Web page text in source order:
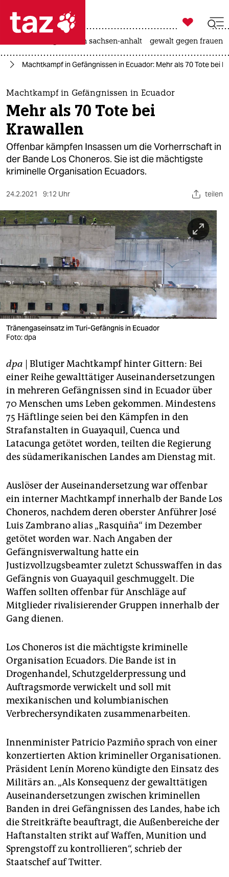
 taz zahl ich
taz zahl ich
themen
politik
öko
gesellschaft
sport
berlin
nord
wahrheit
verlag
verlag
veranstaltungen
shop
fragen & hilfe
unterstützen
abo
genossenschaft
epaper login

taz zahl ich
landtagswahl in sachsen-anhalt gewalt gegen frauen
Machtkampf in Gefängnissen in Ecuador: Mehr als 70 Tote bei
Machtkampf in Gefängnissen in Ecuador
Mehr als 70 Tote bei
Krawallen
Offenbar kämpfen Insassen um die Vorherrschaft in
der Bande Los Choneros. Sie ist die mächtigste
kriminelle Organisation Ecuadors.
24.2.2021 9:12 Uhr teilen
Tränengaseinsatz im Turi-Gefängnis in Ecuador
Foto: dpa
dpa | Blutiger Machtkampf hinter Gittern: Bei
einer Reihe gewalttätiger Auseinandersetzungen
in mehreren Gefängnissen sind in Ecuador über
70 Menschen ums Leben gekommen. Mindestens
75 Häftlinge seien bei den Kämpfen in den
Strafanstalten in Guayaquil, Cuenca und
Latacunga getötet worden, teilten die Regierung
des südamerikanischen Landes am Dienstag mit.
Auslöser der Auseinandersetzung war offenbar
ein interner Machtkampf innerhalb der Bande Los
Choneros, nachdem deren oberster Anführer José
Luis Zambrano alias „Rasquiña“ im Dezember
getötet worden war. Nach Angaben der
Gefängnisverwaltung hatte ein
Justizvollzugsbeamter zuletzt Schusswaffen in das
Gefängnis von Guayaquil geschmuggelt. Die
Waffen sollten offenbar für Anschläge auf
Mitglieder rivalisierender Gruppen innerhalb der
Gang dienen.
Los Choneros ist die mächtigste kriminelle
Organisation Ecuadors. Die Bande ist in
Drogenhandel, Schutzgelderpressung und
Auftragsmorde verwickelt und soll mit
mexikanischen und kolumbianischen
Verbrechersyndikaten zusammenarbeiten.
Innenminister Patricio Pazmiño sprach von einer
konzertierten Aktion krimineller Organisationen.
Präsident Lenín Moreno kündigte den Einsatz des
Militärs an. „Als Konsequenz der gewalttätigen
Auseinandersetzungen zwischen kriminellen
Banden in drei Gefängnissen des Landes, habe ich
die Streitkräfte beauftragt, die Außenbereiche der
Haftanstalten strikt auf Waffen, Munition und
Sprengstoff zu kontrollieren“, schrieb der
Staatschef auf Twitter.